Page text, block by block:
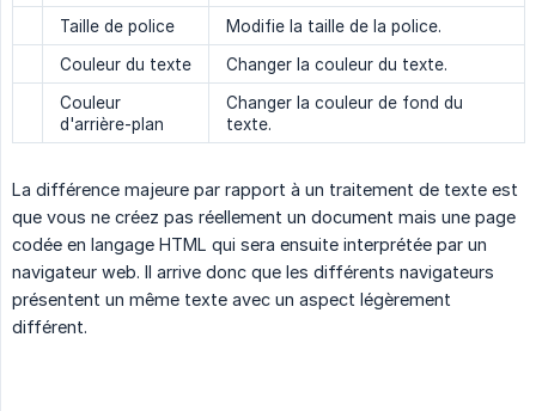
Taille de police
Modifie la taille de la police.
Couleur du texte
Changer la couleur du texte.
Couleur
d'arrière-plan
Changer la couleur de fond du
texte.
La différence majeure par rapport à un traitement de texte est
que vous ne créez pas réellement un document mais une page
codée en langage HTML qui sera ensuite interprétée par un
navigateur web. Il arrive donc que les différents navigateurs
présentent un même texte avec un aspect légèrement
différent.